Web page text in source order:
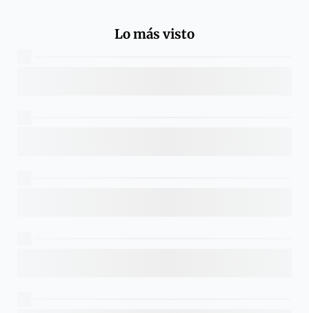
Lo más visto